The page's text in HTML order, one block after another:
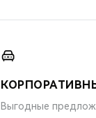
Выгодные